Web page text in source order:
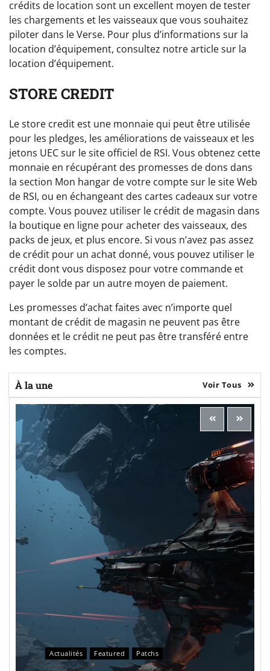
crédits de location sont un excellent moyen de tester
les chargements et les vaisseaux que vous souhaitez
piloter dans le Verse. Pour plus d’informations sur la
location d’équipement, consultez notre article sur la
location d’équipement.
STORE CREDIT
Le store credit est une monnaie qui peut être utilisée
pour les pledges, les améliorations de vaisseaux et les
jetons UEC sur le site officiel de RSI. Vous obtenez cette
monnaie en récupérant des promesses de dons dans
la section Mon hangar de votre compte sur le site Web
de RSI, ou en échangeant des cartes cadeaux sur votre
compte. Vous pouvez utiliser le crédit de magasin dans
la boutique en ligne pour acheter des vaisseaux, des
packs de jeux, et plus encore. Si vous n’avez pas assez
de crédit pour un achat donné, vous pouvez utiliser le
crédit dont vous disposez pour votre commande et
payer le solde par un autre moyen de paiement.
Les promesses d’achat faites avec n’importe quel
montant de crédit de magasin ne peuvent pas être
données et le crédit ne peut pas être transféré entre
les comptes.
À la une Voir Tous
Actualités Featured Patchs